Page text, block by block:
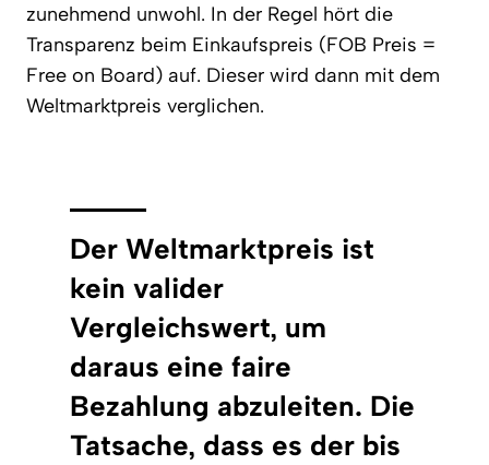
zunehmend unwohl. In der Regel hört die
Transparenz beim Einkaufspreis (FOB Preis =
Free on Board) auf. Dieser wird dann mit dem
Weltmarktpreis verglichen.
Der Weltmarktpreis ist
kein valider
Vergleichswert, um
daraus eine faire
Bezahlung abzuleiten. Die
Tatsache, dass es der bis